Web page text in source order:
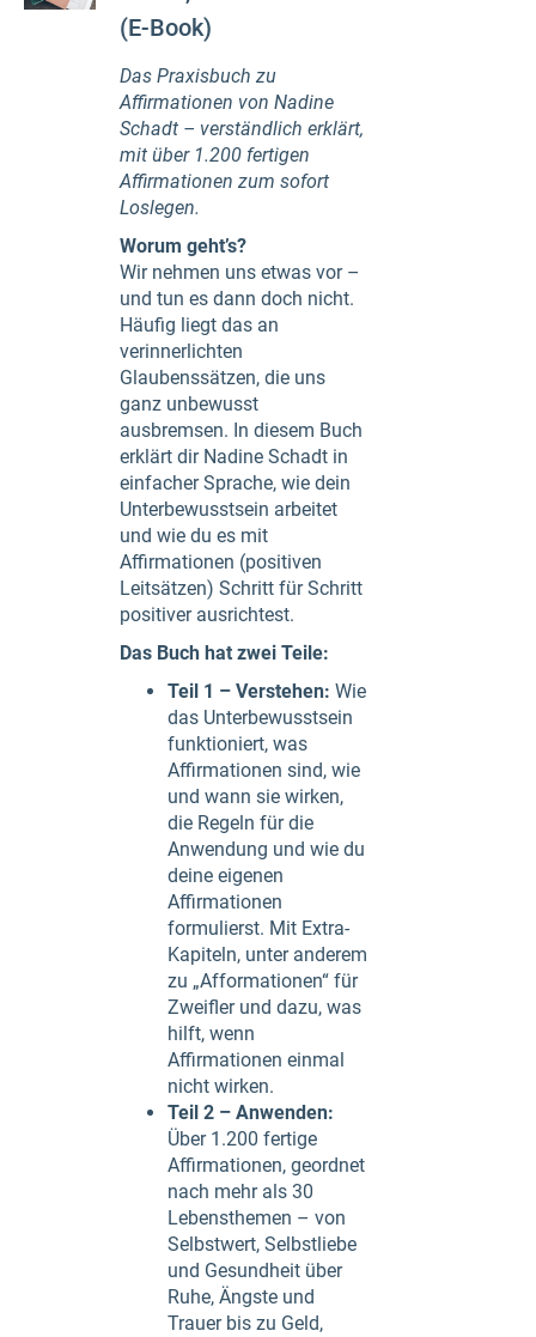
(E-Book)
Das Praxisbuch zu
Affirmationen von Nadine
Schadt – verständlich erklärt,
mit über 1.200 fertigen
Affirmationen zum sofort
Loslegen.
Worum geht’s?
Wir nehmen uns etwas vor –
und tun es dann doch nicht.
Häufig liegt das an
verinnerlichten
Glaubenssätzen, die uns
ganz unbewusst
ausbremsen. In diesem Buch
erklärt dir Nadine Schadt in
einfacher Sprache, wie dein
Unterbewusstsein arbeitet
und wie du es mit
Affirmationen (positiven
Leitsätzen) Schritt für Schritt
positiver ausrichtest.
Das Buch hat zwei Teile:
Teil 1 – Verstehen: Wie
das Unterbewusstsein
funktioniert, was
Affirmationen sind, wie
und wann sie wirken,
die Regeln für die
Anwendung und wie du
deine eigenen
Affirmationen
formulierst. Mit Extra-
Kapiteln, unter anderem
zu „Afformationen“ für
Zweifler und dazu, was
hilft, wenn
Affirmationen einmal
nicht wirken.
Teil 2 – Anwenden:
Über 1.200 fertige
Affirmationen, geordnet
nach mehr als 30
Lebensthemen – von
Selbstwert, Selbstliebe
und Gesundheit über
Ruhe, Ängste und
Trauer bis zu Geld,